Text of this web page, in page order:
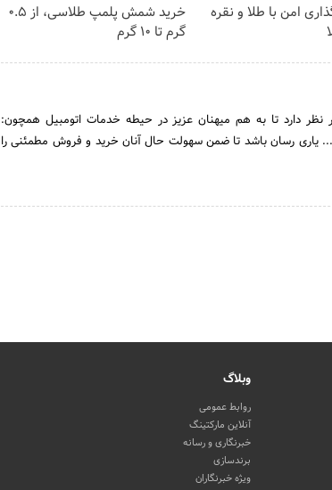
امن با طلا و نقره
خرید شمش پلمپ طلاسی، از ۰.۵
گرم تا ۱۰ گرم
نظر دارد تا به هم میهنان عزیز در حیطه خدمات اتومبیل همچون:
یاری رسان باشد تا ضمن سهولت حال آنان خرید و فروش مطمئنی را
وبلاگ
روابط عمومی
آنلاین مارکتینگ
خبرنگاری و رسانه
برندسازی
ویژه خبرنگاران